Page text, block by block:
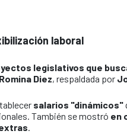
laboral
legislativos que
Diez, respaldada por
salarios "dinámicos"
También se mostró en
.